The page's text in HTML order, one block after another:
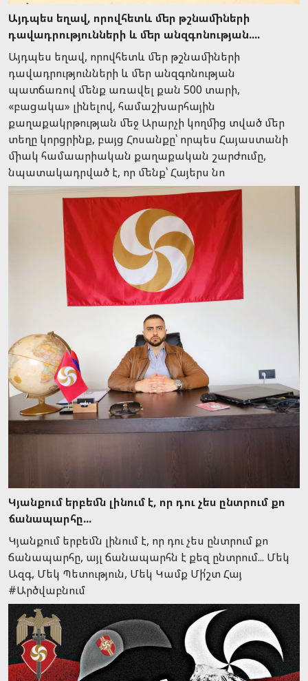
Այդպես եղավ, որովհետև մեր թշնամիների
դավադրությունների և մեր անզգոնության....
Այդպես եղավ, որովհետև մեր թշնամիների
դավադրությունների և մեր անզգոնության
պատճառով մենք առավել քան 500 տարի,
«բացակա» լինելով, համաշխարհային
քաղաքակրթության մեջ Արարչի կողմից տված մեր
տեղը կորցրինք, բայց Հոսանքը՝ որպես Հայաստանի
միակ համաարիական քաղաքական շարժումը,
նպատակադրված է, որ մենք՝ Հայերս նո
Կյանքում երբեմն լինում է, որ դու չես ընտրում քո
ճանապարհը...
Կյանքում երբեմն լինում է, որ դու չես ընտրում քո
ճանապարհը, այլ ճանապարհն է քեզ ընտրում... Մեկ
Ազգ, Մեկ Պետություն, Մեկ Կամք Մի՛շտ Հայ
#Արծվաբնում